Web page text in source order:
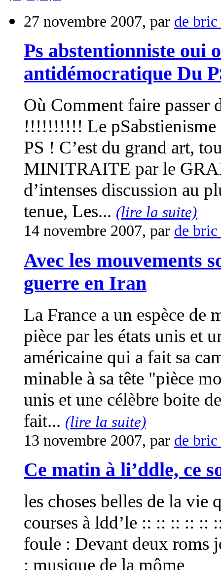
27 novembre 2007, par de
Ps abstentionniste oui
antidémocratique Du
Où Comment faire passer
!!!!!!!!!! Le pSabstienisme
PS ! C’est du grand art,
MINITRAITE par le
d’intenses discussion au
tenue, Les... (lire la suite)
14 novembre 2007, par de
Avec les mouvements
guerre en Iran
La France a un espèce de
pièce par les états unis et
américaine qui a fait sa
minable à sa tête "pièce
unis et une célèbre boite
fait... (lire la suite)
13 novembre 2007, par de
Ce matin à li’ddle, ce
les choses belles de la
courses à ldd’le :: :: :: :: ::
foule : Devant deux roms
: musique de la môme